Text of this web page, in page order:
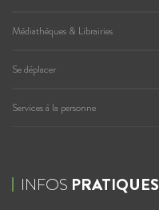
Médiathèques & Librairies
Se déplacer
Services à la personne
INFOS PRATIQUES